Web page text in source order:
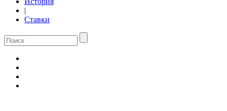
|
Ставки